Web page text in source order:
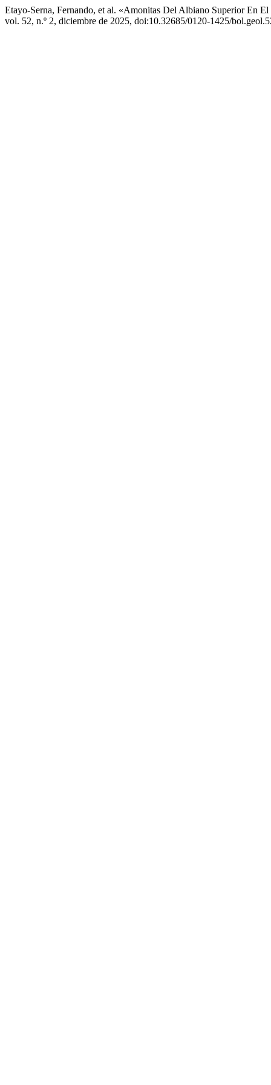
Etayo-Serna, Fernando, et al. «Amonitas Del Albiano Superior En
vol. 52, n.º 2, diciembre de 2025, doi:10.32685/0120-1425/